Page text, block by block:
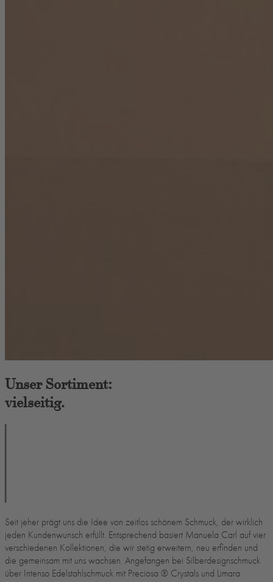
Unser Sortiment:
vielseitig.
Seit jeher prägt uns die Idee von zeitlos schönem Schmuck, der wirklich
jeden Kundenwunsch erfüllt. Entsprechend basiert Manuela Carl auf vier
verschiedenen Kollektionen, die wir stetig erweitern, neu erfinden und
die gemeinsam mit uns wachsen. Angefangen bei Silberdesignschmuck
über Intenso Edelstahlschmuck mit Preciosa ®️ Crystals und Limara